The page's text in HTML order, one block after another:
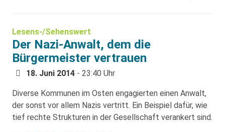
Lesens-/Sehenswert
Der Nazi-Anwalt, dem die
Bürgermeister vertrauen
18. Juni 2014 - 23:40 Uhr
Diverse Kommunen im Osten engagierten einen Anwalt,
der sonst vor allem Nazis vertritt. Ein Beispiel dafür, wie
tief rechte Strukturen in der Gesellschaft verankert sind.